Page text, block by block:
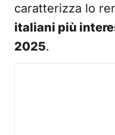
caratterizza lo
italiani più
2025.